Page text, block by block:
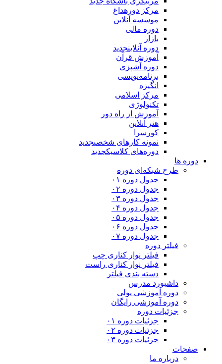
مرکز دوره داغ
موسسه آنلاین
دوره مالی
بازار
دوره آنلاین جدید
آموزش قرآن
دوره آشپزی
برنامه‌نویسی
انگیزه
مرکز اسلامی
تکنولوژی
آموزش از راه دور
هنر آنلاین
کورسرا
نمونه کارهای شخصیجدید
دوره‌های کلاسیکجدید
دوره ها
طرح شبکه‌ای دوره
جدول دوره ۰۱
جدول دوره ۰۲
جدول دوره ۰۳
جدول دوره ۰۴
جدول دوره ۰۵
جدول دوره ۰۶
جدول دوره ۰۷
فیلتر دوره
فیلتر نوار کناری چپ
فیلتر نوار کناری راست
دسته بندی فیلتر
داشبورد مدرس
دوره آموزشی پولی
دوره آموزشی رایگان
جزئیات دوره
جزئیات دوره ۰۱
جزئیات دوره ۰۲
جزئیات دوره ۰۳
صفحات
درباره ما